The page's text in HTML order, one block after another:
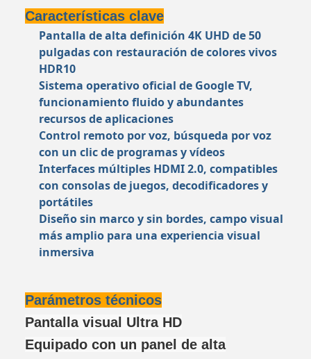
Características clave
Pantalla de alta definición 4K UHD de 50
pulgadas con restauración de colores vivos
HDR10
Sistema operativo oficial de Google TV,
funcionamiento fluido y abundantes
recursos de aplicaciones
Control remoto por voz, búsqueda por voz
con un clic de programas y vídeos
Interfaces múltiples HDMI 2.0, compatibles
con consolas de juegos, decodificadores y
portátiles
Diseño sin marco y sin bordes, campo visual
más amplio para una experiencia visual
inmersiva
Parámetros técnicos
Pantalla visual Ultra HD
Equipado con un panel de alta